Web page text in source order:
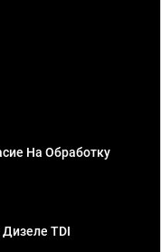
На Обработку
TDI